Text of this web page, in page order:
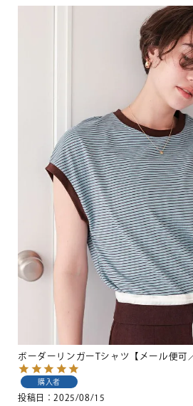
ボーダーリンガーTシャツ【メール便可
購入者
投稿日 2025/08/15